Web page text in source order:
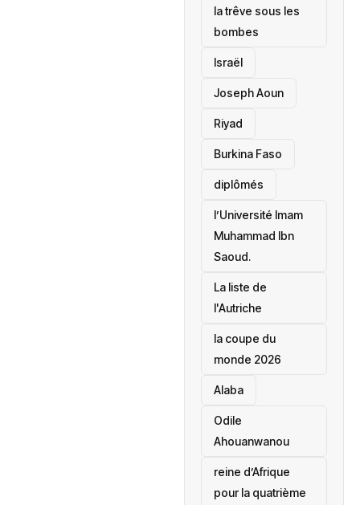
la trêve sous les
bombes
Israël
Joseph Aoun
Riyad
Burkina Faso
diplômés
l’Université Imam
Muhammad Ibn
Saoud.
‎La liste de
l'Autriche
la coupe du
monde 2026
Alaba
Odile
Ahouanwanou
reine d’Afrique
pour la quatrième